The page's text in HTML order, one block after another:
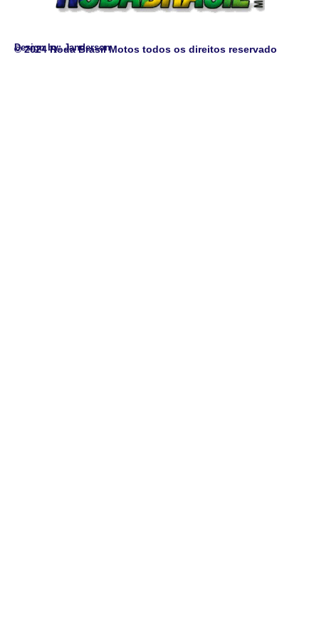
© 2024 Roda Brasil Motos todos os direitos reservado
Design by: Janderson